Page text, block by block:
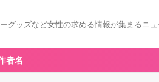
グッズなど女性の求める情報が集まるニュ
者名